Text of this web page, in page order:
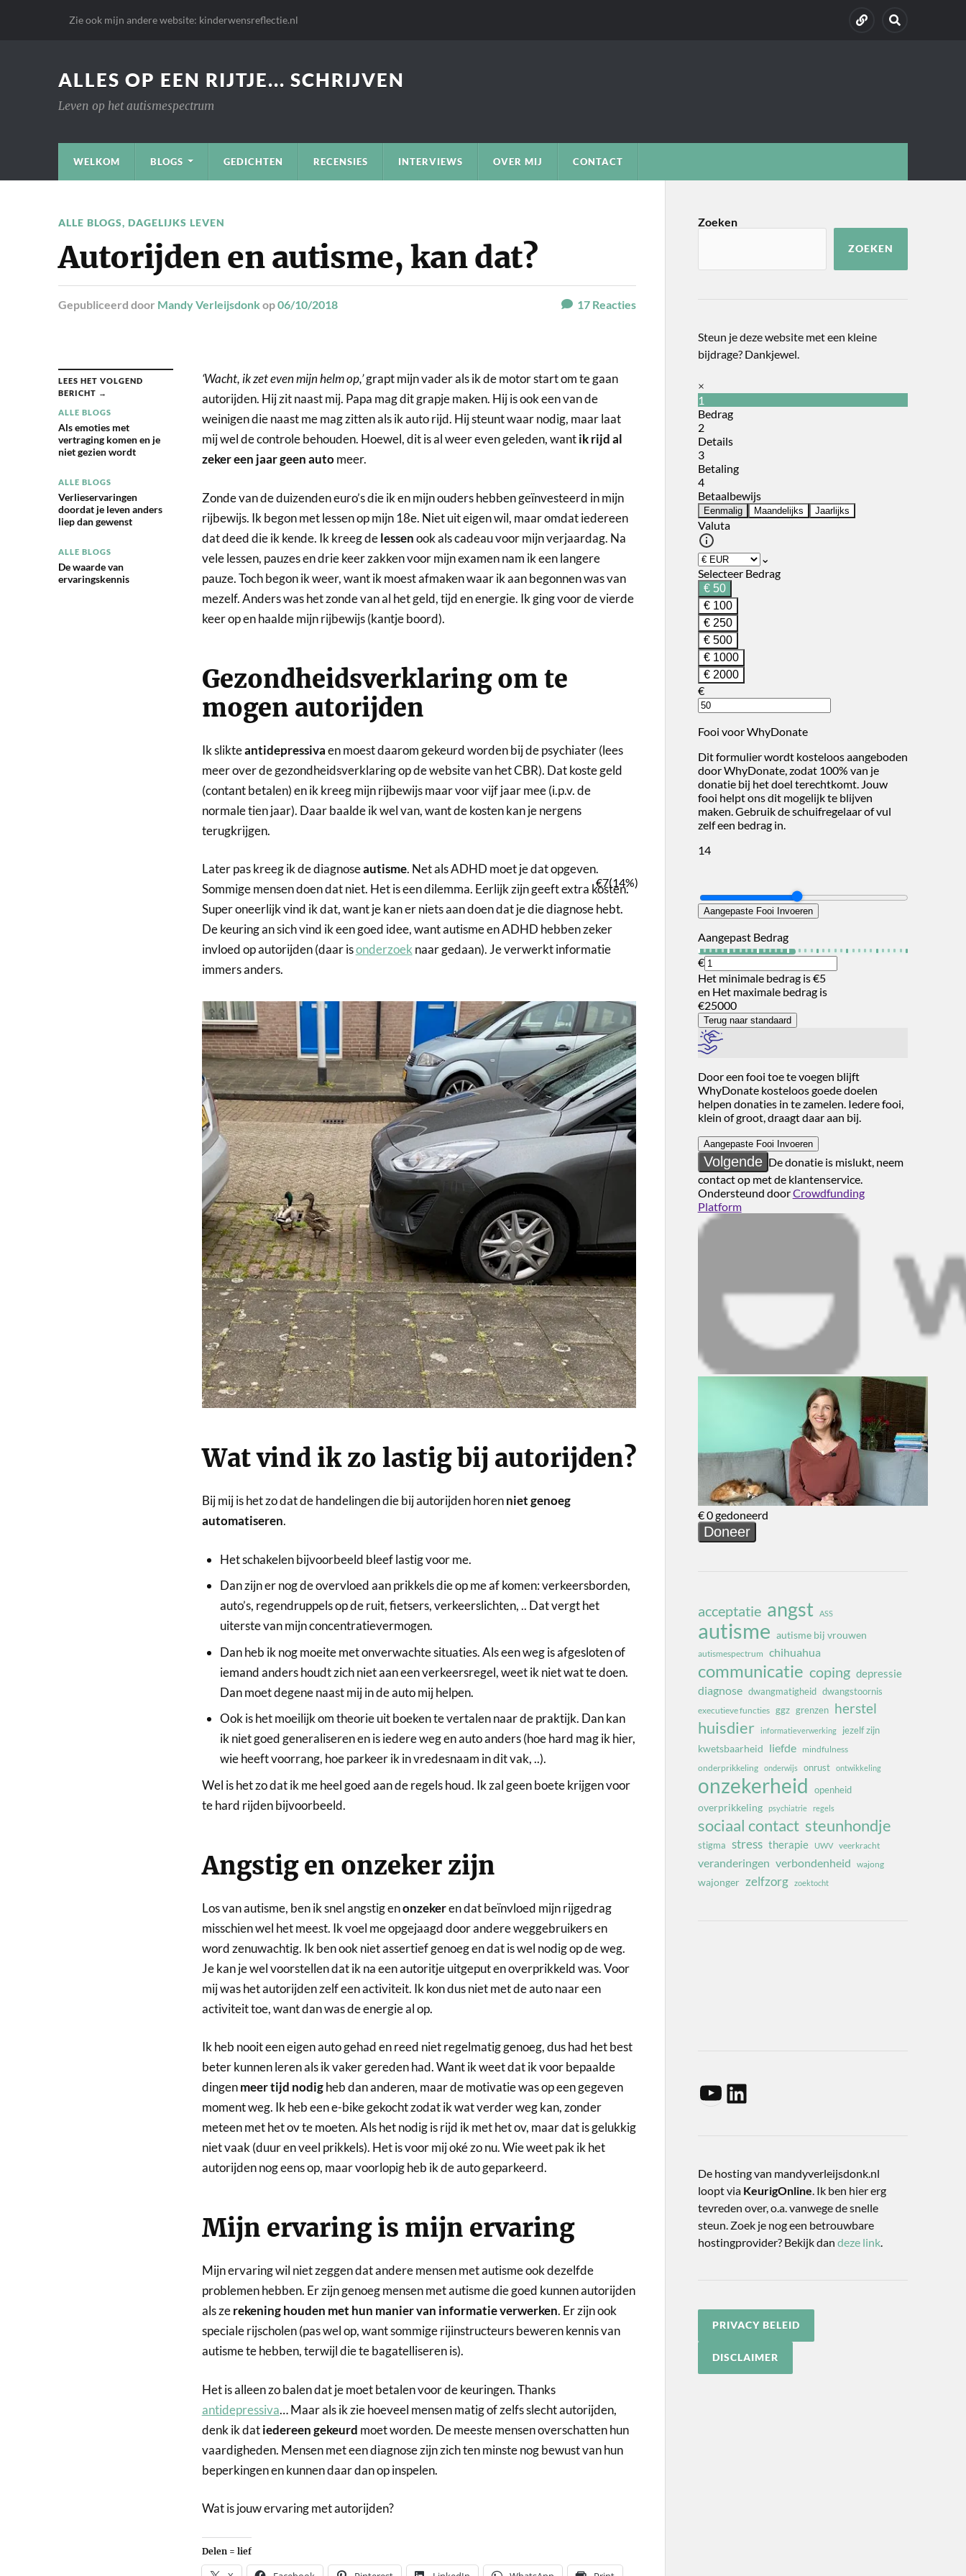
Zie ook mijn andere website: kinderwensreflectie.nl
ALLES OP EEN RIJTJE... SCHRIJVEN
Leven op het autismespectrum
WELKOM BLOGS GEDICHTEN RECENSIES INTERVIEWS OVER MIJ CONTACT
ALLE BLOGS, DAGELIJKS LEVEN
Autorijden en autisme, kan dat?
Gepubliceerd door Mandy Verleijsdonk op06/10/2018 17Reacties
LEES HET VOLGEND
BERICHT →
ALLE BLOGS
Als emoties met
vertraging komen en je
niet gezien wordt
ALLE BLOGS
Verlieservaringen
doordat je leven anders
liep dan gewenst
ALLE BLOGS
De waarde van
ervaringskennis
‘Wacht, ik zet even mijn helm op,’grapt mijn vader als ik de motor start om te gaan
autorijden. Hij zit naast mij. Papa mag dit grapje maken. Hij is ook een van de
weinigen die naast me mag zitten als ik auto rijd. Hij steunt waar nodig, maar laat
mij wel de controle behouden. Hoewel, dit is al weer even geleden, wantik rijd al
zeker een jaar geen automeer.
Zonde van de duizenden euro’s die ik en mijn ouders hebben geïnvesteerd in mijn
rijbewijs. Ik begon met lessen op mijn 18e. Niet uit eigen wil, maar omdat iedereen
dat deed die ik kende. Ik kreeg delessenook als cadeau voor mijn verjaardag. Na
vele lessen, pauzes en drie keer zakken voor mijn examen nam ik een langere
pauze. Toch begon ik weer, want ik moest afmaken waar ik aan begonnen was van
mezelf. Anders was het zonde van al het geld, tijd en energie. Ik ging voor de vierde
keer op en haalde mijn rijbewijs (kantje boord).
Gezondheidsverklaring om te
mogen autorijden
Ik slikteantidepressivaen moest daarom gekeurd worden bij de psychiater (lees
meer over de gezondheidsverklaring op de website van het CBR). Dat koste geld
(contant betalen) en ik kreeg mijn rijbewijs maar voor vijf jaar mee (i.p.v. de
normale tien jaar). Daar baalde ik wel van, want de kosten kan je nergens
terugkrijgen.
Later pas kreeg ik de diagnoseautisme. Net als ADHD moet je dat opgeven.
Sommige mensen doen dat niet. Het is een dilemma. Eerlijk zijn geeft extra kosten.
Super oneerlijk vind ik dat, want je kan er niets aan doen dat je die diagnose hebt.
De keuring an sich vind ik een goed idee, want autisme en ADHD hebben zeker
invloed op autorijden (daar isonderzoek naar gedaan). Je verwerkt informatie
immers anders.
Wat vind ik zo lastig bij autorijden?
Bij mij is het zo dat de handelingen die bij autorijden horenniet genoeg
automatiseren.
Het schakelen bijvoorbeeld bleef lastig voor me.
Dan zijn er nog de overvloed aan prikkels die op me af komen: verkeersborden,
auto’s, regendruppels op de ruit, fietsers, verkeerslichten, .. Dat vergt het
uiterste van mijn concentratievermogen.
Dan heb ik nog moeite met onverwachte situaties. Als een weg is afgesloten of
iemand anders houdt zich niet aan een verkeersregel, weet ik niet wat te doen.
Dan moet degene naast mij in de auto mij helpen.
Ook is het moeilijk om theorie uit boeken te vertalen naar de praktijk. Dan kan
ik niet goed generaliseren en is iedere weg en auto anders (hoe hard mag ik hier,
wie heeft voorrang, hoe parkeer ik in vredesnaam in dit vak, ..).
Wel is het zo dat ik me heel goed aan de regels houd. Ik zal geen boete krijgen voor
te hard rijden bijvoorbeeld.
Angstig en onzeker zijn
Los van autisme, ben ik snel angstig enonzekeren dat beïnvloed mijn rijgedrag
misschien wel het meest. Ik voel me opgejaagd door andere weggebruikers en
word zenuwachtig. Ik ben ook niet assertief genoeg en dat is wel nodig op de weg.
Je kan je wel voorstellen dat ik na een autoritje uitgeput en overprikkeld was. Voor
mij was het autorijden zelf een activiteit. Ik kon dus niet met de auto naar een
activiteit toe, want dan was de energie al op.
Ik heb nooit een eigen auto gehad en reed niet regelmatig genoeg, dus had het best
beter kunnen leren als ik vaker gereden had. Want ik weet dat ik voor bepaalde
dingenmeer tijd nodigheb dan anderen, maar de motivatie was op een gegeven
moment weg. Ik heb een e-bike gekocht zodat ik wat verder weg kan, zonder
meteen met het ov te moeten. Als het nodig is rijd ik met het ov, maar dat is gelukkig
niet vaak (duur en veel prikkels). Het is voor mij oké zo nu. Wie weet pak ik het
autorijden nog eens op, maar voorlopig heb ik de auto geparkeerd.
Mijn ervaring is mijn ervaring
Mijn ervaring wil niet zeggen dat andere mensen met autisme ook dezelfde
problemen hebben. Er zijn genoeg mensen met autisme die goed kunnen autorijden
als zerekening houden met hun manier van informatie verwerken. Er zijn ook
speciale rijscholen (pas wel op, want sommige rijinstructeurs beweren kennis van
autisme te hebben, terwijl die te bagatelliseren is).
Het is alleen zo balen dat je moet betalen voor de keuringen. Thanks
antidepressiva… Maar als ik zie hoeveel mensen matig of zelfs slecht autorijden,
denk ik datiedereen gekeurd moet worden. De meeste mensen overschatten hun
vaardigheden. Mensen met een diagnose zijn zich ten minste nog bewust van hun
beperkingen en kunnen daar dan op inspelen.
Wat is jouw ervaring met autorijden?
Delen = lief
Zoeken
ZOEKEN
Steun je deze website met een kleine
bijdrage? Dankjewel.
acceptatie angst ASS
autisme autisme bij vrouwen
autismespectrum chihuahua
communicatie coping depressie
diagnose dwangmatigheid dwangstoornis
executieve functies ggz grenzen herstel
huisdier informatieverwerking jezelf zijn
kwetsbaarheid liefde
mindfulness
onderprikkeling
onderwijs onrust ontwikkeling
onzekerheid openheid
overprikkeling psychiatrie regels
sociaal contact steunhondje
stigma stress therapie UWV veerkracht
veranderingen verbondenheid wajong
wajonger zelfzorg zoektocht
De hosting van mandyverleijsdonk.nl
loopt via KeurigOnline. Ik ben hier erg
tevreden over, o.a. vanwege de snelle
steun. Zoek je nog een betrouwbare
hostingprovider? Bekijk dan deze link.
PRIVACY BELEID
DISCLAIMER